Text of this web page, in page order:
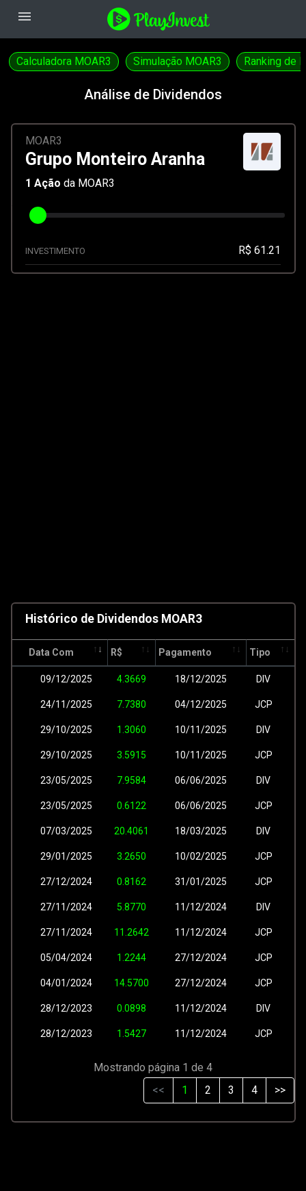
menu
Calculadora MOAR3 Simulação MOAR3 Ranking de
Análise de Dividendos
MOAR3
Grupo Monteiro Aranha
1 Ação da MOAR3
INVESTIMENTO R$ 61.21
Histórico de Dividendos MOAR3
Data Com R$ Pagamento Tipo
09/12/2025 4.3669 18/12/2025 DIV
24/11/2025 7.7380 04/12/2025 JCP
29/10/2025 1.3060 10/11/2025 DIV
29/10/2025 3.5915 10/11/2025 JCP
23/05/2025 7.9584 06/06/2025 DIV
23/05/2025 0.6122 06/06/2025 JCP
07/03/2025 20.4061 18/03/2025 DIV
29/01/2025 3.2650 10/02/2025 JCP
27/12/2024 0.8162 31/01/2025 JCP
27/11/2024 5.8770 11/12/2024 DIV
27/11/2024 11.2642 11/12/2024 JCP
05/04/2024 1.2244 27/12/2024 JCP
04/01/2024 14.5700 27/12/2024 JCP
28/12/2023 0.0898 11/12/2024 DIV
28/12/2023 1.5427 11/12/2024 JCP
Mostrando página 1 de 4
<<
1 2 3 4 >>